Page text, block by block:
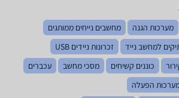
מערכות הגנה
מחשבים נייחים ממותגים
למחשב נייד
זכרונות ניידים USB
כוננים קשיחים מסכי מחשב
עכברים
הפעלה